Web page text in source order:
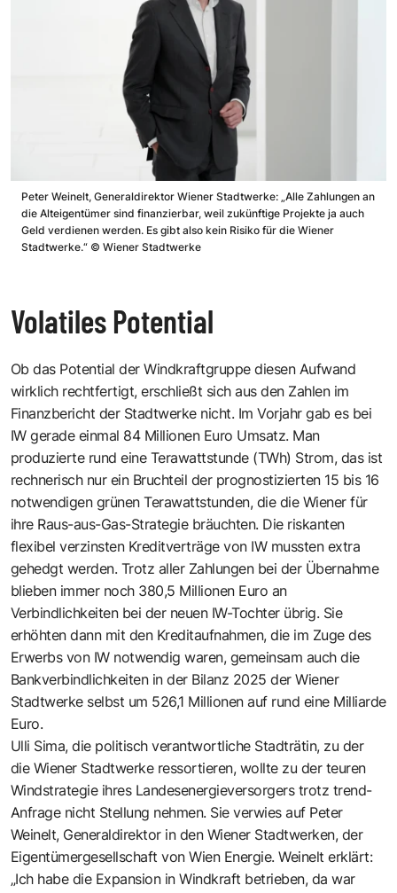
Peter Weinelt, Generaldirektor Wiener Stadtwerke: „Alle Zahlungen an
die Alteigentümer sind finanzierbar, weil zukünftige Projekte ja auch
Geld verdienen werden. Es gibt also kein Risiko für die Wiener
Stadtwerke.“ © Wiener Stadtwerke
Volatiles Potential
Ob das Potential der Windkraftgruppe diesen Aufwand
wirklich rechtfertigt, erschließt sich aus den Zahlen im
Finanzbericht der Stadtwerke nicht. Im Vorjahr gab es bei
IW gerade einmal 84 Millionen Euro Umsatz. Man
produzierte rund eine Terawattstunde (TWh) Strom, das ist
rechnerisch nur ein Bruchteil der prognostizierten 15 bis 16
notwendigen grünen Terawattstunden, die die Wiener für
ihre Raus-aus-Gas-Strategie bräuchten. Die riskanten
flexibel verzinsten Kreditverträge von IW mussten extra
gehedgt werden. Trotz aller Zahlungen bei der Übernahme
blieben immer noch 380,5 Millionen Euro an
Verbindlichkeiten bei der neuen IW-Tochter übrig. Sie
erhöhten dann mit den Kreditaufnahmen, die im Zuge des
Erwerbs von IW notwendig waren, gemeinsam auch die
Bankverbindlichkeiten in der Bilanz 2025 der Wiener
Stadtwerke selbst um 526,1 Millionen auf rund eine Milliarde
Euro.
Ulli Sima, die politisch verantwortliche Stadträtin, zu der
die Wiener Stadtwerke ressortieren, wollte zu der teuren
Windstrategie ihres Landesenergieversorgers trotz trend-
Anfrage nicht Stellung nehmen. Sie verwies auf Peter
Weinelt, Generaldirektor in den Wiener Stadtwerken, der
Eigentümergesellschaft von Wien Energie. Weinelt erklärt:
„Ich habe die Expansion in Windkraft betrieben, da war